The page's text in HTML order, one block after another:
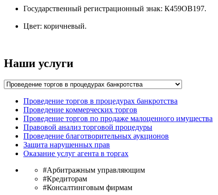
Государственный регистрационный знак: К459ОВ197.
Цвет: коричневый.
Наши услуги
Проведение торгов в процедурах банкротства
Проведение коммерческих торгов
Проведение торгов по продаже малоценного имущества
Правовой анализ торговой процедуры
Проведение благотворительных аукционов
Защита нарушенных прав
Оказание услуг агента в торгах
#Арбитражным управляющим
#Кредиторам
#Консалтинговым фирмам